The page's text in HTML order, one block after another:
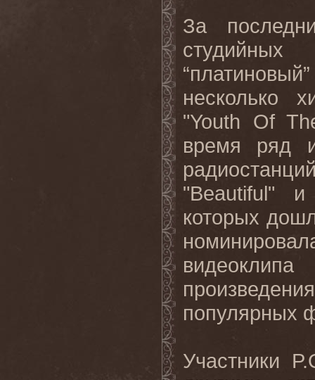
За
несколько
"Youth Of
время ряд
"Beautiful" и
которых
популярных
Участники P.